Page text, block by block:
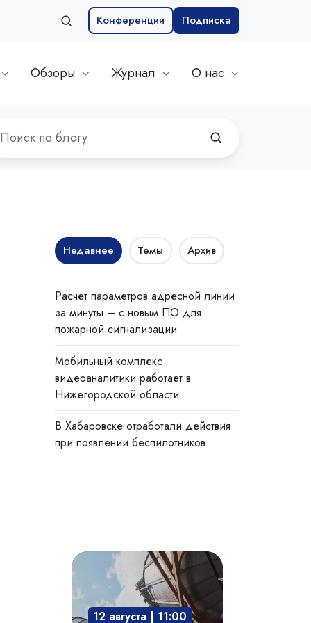
Конференции Подписка
Обзоры Журнал О нас
Недавнее Темы Архив
Расчет параметров адресной линии
за минуты – с новым ПО для
пожарной сигнализации
Мобильный комплекс
видеоаналитики работает в
Нижегородской области
В Хабаровске отработали действия
при появлении беспилотников
Взрывозащита
технологического
оборудования:
защита12 августа | 11:00